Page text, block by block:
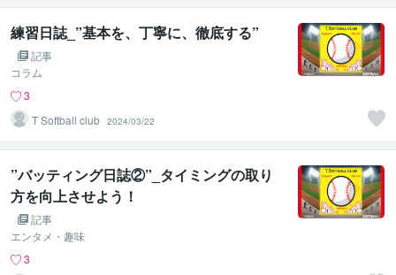
練習日誌_”基本を、丁寧に、徹底する”
記事
コラム
3
T Softball club 2024/03/22
”バッティング日誌②”_タイミングの取り
方を向上させよう！
記事
エンタメ・趣味
3